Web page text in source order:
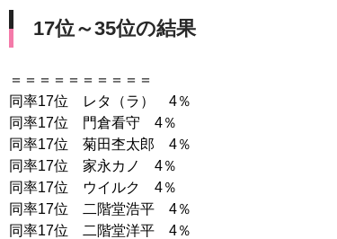
17位～35位の結果
＝＝＝＝＝＝＝＝＝＝
同率17位 レタ（ラ） 4％
同率17位 門倉看守 4％
同率17位 菊田杢太郎 4％
同率17位 家永カノ 4％
同率17位 ウイルク 4％
同率17位 二階堂浩平 4％
同率17位 二階堂洋平 4％